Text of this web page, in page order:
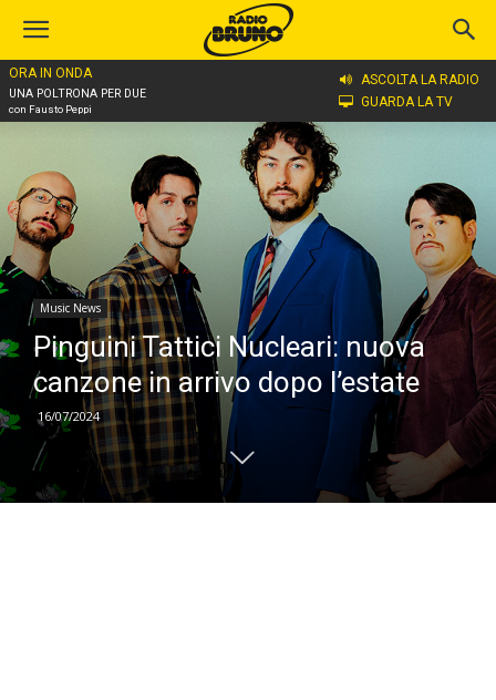
ORA IN ONDA
UNA POLTRONA PER DUE
con Fausto Peppi
ASCOLTA LA RADIO
GUARDA LA TV
Home
Music News
Pinguini Tattici Nucleari: nuova
canzone in arrivo dopo l’estate
16/07/2024